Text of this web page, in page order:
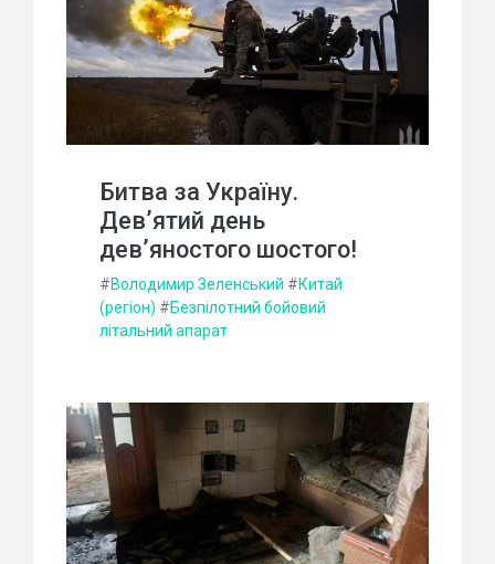
Битва за Україну.
Дев’ятий день
дев’яностого шостого!
#Володимир Зеленський #Китай
(регіон) #Безпілотний бойовий
літальний апарат